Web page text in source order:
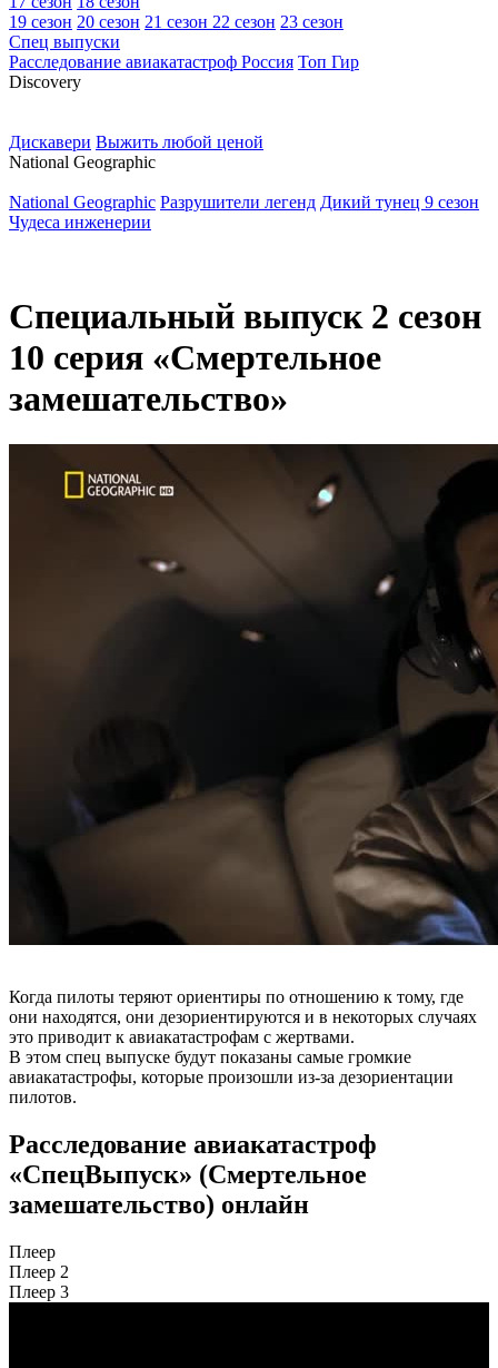
19 сезон 20 сезон 21 сезон 22 сезон 23 сезон
Спец выпуски
Расследование авиакатастроф Россия Топ Гир
Discovery
Дискавери Выжить любой ценой
National Geographic
National Geographic Разрушители легенд Дикий тунец 9 сезон
Чудеса инженерии
Специальный выпуск 2 сезон
10 серия «Смертельное
замешательство»
Когда пилоты теряют ориентиры по отношению к тому, где
они находятся, они дезориентируются и в некоторых случаях
это приводит к авиакатастрофам с жертвами.
В этом спец выпуске будут показаны самые громкие
авиакатастрофы, которые произошли из-за дезориентации
пилотов.
Расследование авиакатастроф
«СпецВыпуск» (Смертельное
замешательство) онлайн
Плеер
Плеер 2
Плеер 3